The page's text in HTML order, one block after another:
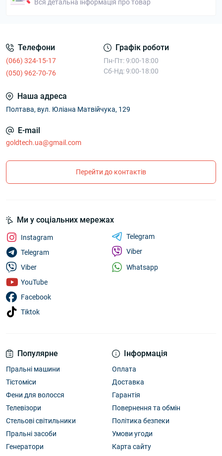
Вся детальна інформація про товар
Телефони
(066) 324-15-17
(050) 962-70-76
Графік роботи
Пн-Пт: 9:00-18:00
Сб-Нд: 9:00-18:00
Наша адреса
Полтава, вул. Юліана Матвійчука, 129
E-mail
goldtech.ua@gmail.com
Перейти до контактів
Популярне
Пральні машини
Тістоміси
Фени для волосся
Телевізори
Стельові світильники
Пральні засоби
Генератори
Інформація
Оплата
Доставка
Гарантія
Повернення та обмін
Політика безпеки
Умови угоди
Карта сайту
Ми у соціальних мережах
Instagram
Telegram
Viber
YouTube
Facebook
Tiktok
Telegram
Viber
Whatsapp